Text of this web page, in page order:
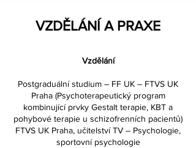
VZDĚLÁNÍ A PRAXE
Vzdělání
Postgraduální studium – FF UK – FTVS UK
Praha (Psychoterapeutický program
kombinující prvky Gestalt terapie, KBT a
pohybové terapie u schizofrenních pacientů)
FTVS UK Praha, učitelství TV – Psychologie,
sportovní psychologie